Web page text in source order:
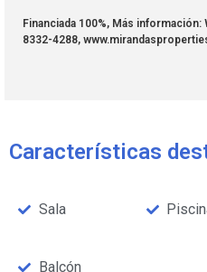
Financiada 100%, Más
8332-4288,
Características
Sala
Balcón